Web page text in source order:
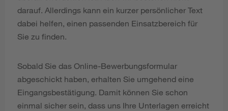
darauf. Allerdings kann ein kurzer persönlicher Text
dabei helfen, einen passenden Einsatzbereich für
Sie zu finden.
Sobald Sie das Online-Bewerbungsformular
abgeschickt haben, erhalten Sie umgehend eine
Eingangsbestätigung. Damit können Sie schon
einmal sicher sein, dass uns Ihre Unterlagen erreicht